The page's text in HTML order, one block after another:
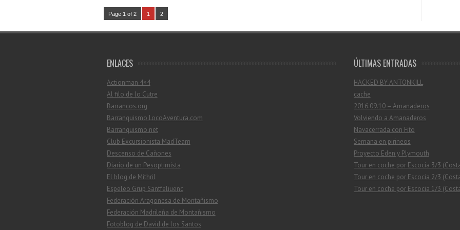
Page 1 of 2 1 2
ENLACES
Actionman 4×4
Al filo de lo Cutre
Barrancos.org
Barranquismo.LocoAventura.com
Barranquismo.net
Club Excursionista MadTeam
Descenso de Cañones
Diario de un Pesoptimista
El blog de Mithril
Espeleo Grup Santfeliuenc
Federación Aragonesa de Montañismo
Federación Madrileña de Montañismo
Fotoblog de David de los Santos
ÚLTIMAS ENTRADAS
HACKED BY ANTONKILL
cache
2016.09.10 – Amanaderos
Volviendo a Amanaderos
Navacerrada con Fito
Semana en pirineos
Proyecto Eden y Plymouth
Tour en coche por Escocia 3/3
Tour en coche por Escocia 2/3
Tour en coche por Escocia 1/3